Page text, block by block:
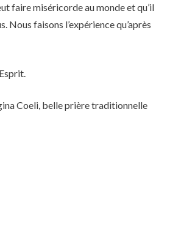
faire miséricorde au monde et qu’il
Nous faisons l’expérience qu’après
Coeli, belle prière traditionnelle